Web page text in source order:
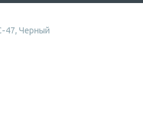
47, Черный